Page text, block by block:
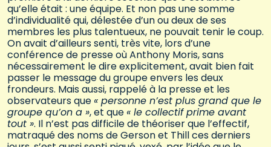
qu’elle était : une équipe. Et non pas une somme
d’individualité qui, délestée d’un ou deux de ses
membres les plus talentueux, ne pouvait tenir le coup.
On avait d’ailleurs senti, très vite, lors d’une
conférence de presse où Anthony Moris, sans
nécessairement le dire explicitement, avait bien fait
passer le message du groupe envers les deux
frondeurs. Mais aussi, rappelé à la presse et les
observateurs que« personne n’est plus grand que le
groupe qu’on a », et que« le collectif prime avant
tout ». Il n’est pas difficile de théoriser que l’effectif,
matraqué des noms de Gerson et Thill ces derniers